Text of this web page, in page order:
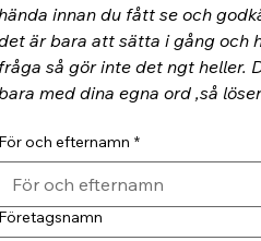
innan du fått se och
är bara att sätta i gång och
så gör inte det ngt heller.
med dina egna ord ,så
och efternamn *